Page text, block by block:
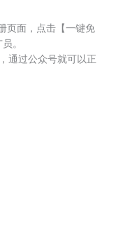
页面，点击【一键免
。
通过公众号就可以正